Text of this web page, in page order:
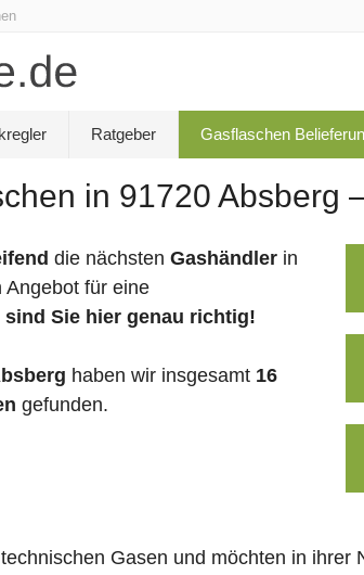
Ratgeber Gasflaschen
in 91720 Absberg
die nächsten Gashändler in
Angebot für eine
sind Sie hier genau richtig!
haben wir insgesamt 16
gefunden.
Gasen und möchten in